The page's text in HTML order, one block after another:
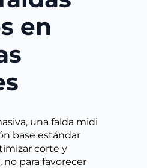
en
una falda midi
base estándar
corte y
para favorecer